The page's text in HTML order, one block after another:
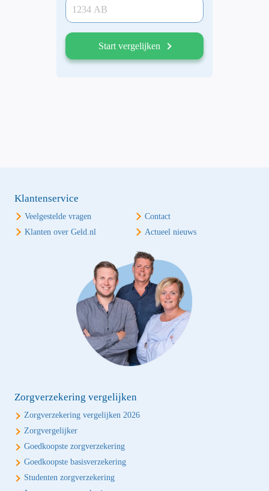
Start vergelijken
Klantenservice
Veelgestelde vragen
Contact
Klanten over Geld.nl
Actueel nieuws
Zorgverzekering vergelijken
Zorgverzekering vergelijken 2026
Zorgvergelijker
Goedkoopste zorgverzekering
Goedkoopste basisverzekering
Studenten zorgverzekering